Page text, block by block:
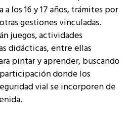
los 16 y 17 años, trámites por
gestiones vinculadas.
juegos, actividades
didácticas, entre ellas
pintar y aprender, buscando
donde los
vial se incorporen de